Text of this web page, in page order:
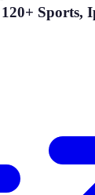
Sports,